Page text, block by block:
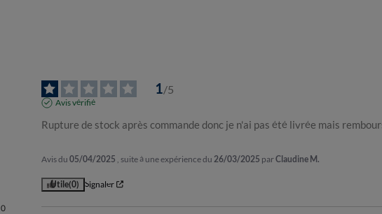
0
1/5
Avis vérifié
Rupture de stock après commande donc je n'ai pas été livrée mais
Avis du 05/04/2025 , suite à une expérience du 26/03/2025 parClaudine M.
Utile(0) Signaler